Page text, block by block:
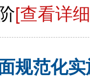
[查看详
规范化